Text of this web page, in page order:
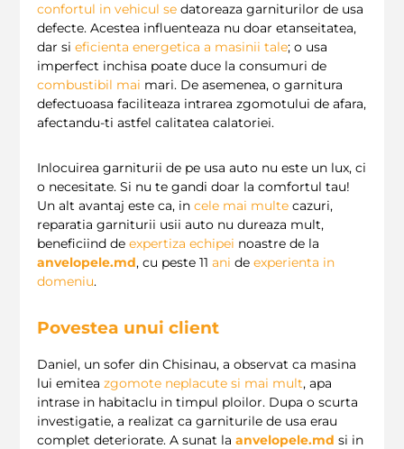
confortul in vehicul se datoreaza garniturilor de usa
defecte. Acestea influenteaza nu doar etanseitatea,
dar si eficienta energetica a masinii tale; o usa
imperfect inchisa poate duce la consumuri de
combustibil mai mari. De asemenea, o garnitura
defectuoasa faciliteaza intrarea zgomotului de afara,
afectandu-ti astfel calitatea calatoriei.
Inlocuirea garniturii de pe usa auto nu este un lux, ci
o necesitate. Si nu te gandi doar la comfortul tau!
Un alt avantaj este ca, in cele mai multe cazuri,
reparatia garniturii usii auto nu dureaza mult,
beneficiind de expertiza echipei noastre de la
anvelopele.md, cu peste 11 ani de experienta in
domeniu.
Povestea unui client
Daniel, un sofer din Chisinau, a observat ca masina
lui emitea zgomote neplacute si mai mult, apa
intrase in habitaclu in timpul ploilor. Dupa o scurta
investigatie, a realizat ca garniturile de usa erau
complet deteriorate. A sunat la anvelopele.md si in